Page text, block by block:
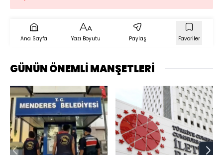
Ana Sayfa Yazı Boyutu Paylaş Favoriler
GÜNÜN ÖNEMLİ MANŞETLERİ